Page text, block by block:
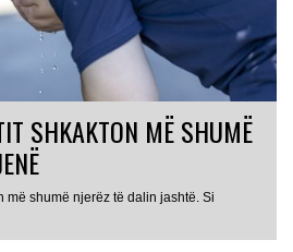
SHKAKTON MË SHUMË
më shumë njerëz të dalin jashtë. Si